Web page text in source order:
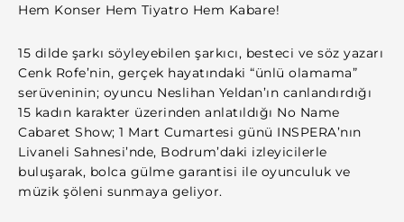
Hem Konser Hem Tiyatro Hem Kabare!
15 dilde şarkı söyleyebilen şarkıcı, besteci ve söz yazarı
Cenk Rofe’nin, gerçek hayatındaki “ünlü olamama”
serüveninin; oyuncu Neslihan Yeldan’ın canlandırdığı
15 kadın karakter üzerinden anlatıldığı No Name
Cabaret Show; 1 Mart Cumartesi günü INSPERA’nın
Livaneli Sahnesi’nde, Bodrum’daki izleyicilerle
buluşarak, bolca gülme garantisi ile oyunculuk ve
müzik şöleni sunmaya geliyor.